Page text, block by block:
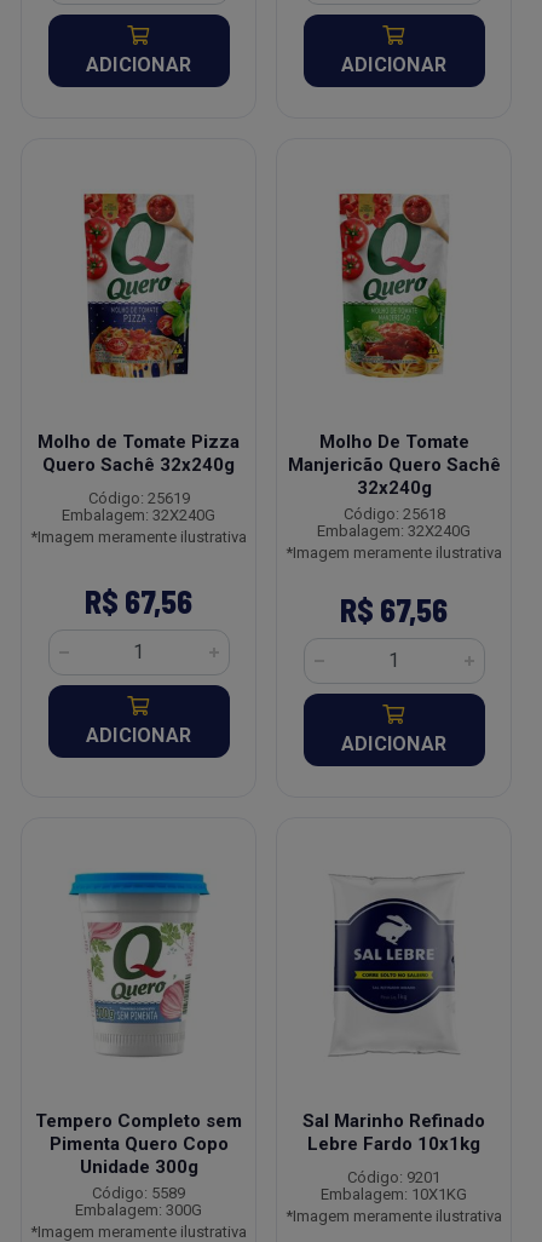
ADICIONAR ADICIONAR
Molho de Tomate Pizza
Quero Sachê 32x240g
Código: 25619
Embalagem: 32X240G
*Imagem meramente ilustrativa
R$ 67,56
ADICIONAR
Molho De Tomate
Manjericão Quero Sachê
32x240g
Código: 25618
Embalagem: 32X240G
*Imagem meramente ilustrativa
R$ 67,56
ADICIONAR
Tempero Completo sem
Pimenta Quero Copo
Unidade 300g
Código: 5589
Embalagem: 300G
*Imagem meramente ilustrativa
Sal Marinho Refinado
Lebre Fardo 10x1kg
Código: 9201
Embalagem: 10X1KG
*Imagem meramente ilustrativa